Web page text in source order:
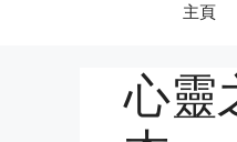
主頁
心靈